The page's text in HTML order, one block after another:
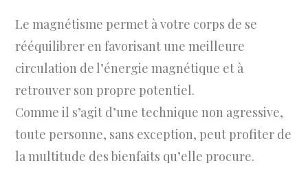
Le magnétisme permet à votre corps de se
rééquilibrer en favorisant une meilleure
circulation de l’énergie magnétique et à
retrouver son propre potentiel.
Comme il s’agit d’une technique non agressive,
toute personne, sans exception, peut profiter de
la multitude des bienfaits qu’elle procure.